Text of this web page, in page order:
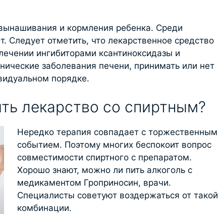
и кормления ребенка. Среди
Следует отметить, что лекарственное средство
ингибиторами ксантиноксидазы и
заболевания печени, принимать или нет
порядке.
лекарство со спиртным?
Нередко терапия совпадает с торжественным
событием. Поэтому многих беспокоит вопрос
совместимости спиртного с препаратом.
Хорошо знают, можно ли пить алкоголь с
медикаментом Гроприносин, врачи.
Специалисты советуют воздержаться от такой
комбинации.